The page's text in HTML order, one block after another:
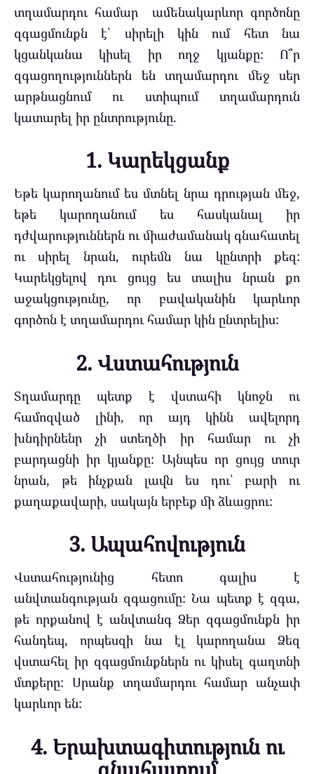
տղամարդու համար ամենակարևոր գործոնը
զգացմունքն է՝ սիրելի կին ում հետ նա
կցանկանա կիսել իր ողջ կյանքը: Ո՞ր
զգացողություններն են տղամարդու մեջ սեր
արթնացնում ու ստիպում տղամարդուն
կատարել իր ընտրությունը.
1. Կարեկցանք
Եթե կարողանում ես մտնել նրա դրության մեջ,
եթե կարողանում ես հասկանալ իր
դժվարություններն ու միաժամանակ գնահատել
ու սիրել նրան, ուրեմն նա կընտրի քեզ:
Կարեկցելով դու ցույց ես տալիս նրան քո
աջակցությունը, որ բավականին կարևոր
գործոն է տղամարդու համար կին ընտրելիս:
2. Վստահություն
Տղամարդը պետք է վստահի կնոջն ու
համոզված լինի, որ այդ կինն ավելորդ
խնդիրնենր չի ստեղծի իր համար ու չի
բարդացնի իր կյանքը: Այնպես որ ցույց տուր
նրան, թե ինչքան լավն ես դու՝ բարի ու
քաղաքավարի, սակայն երբեք մի ձևացրու:
3. Ապահովություն
Վստահությունից հետո գալիս է
անվտանգության զգացումը: Նա պետք է զգա,
թե որքանով է անվտանգ Ձեր զգացմունքն իր
հանդեպ, որպեսզի նա էլ կարողանա Ձեզ
վստահել իր զգացմունքներն ու կիսել գաղտնի
մտքերը: Սրանք տղամարդու համար անչափ
կարևոր են:
4. Երախտագիտություն ու